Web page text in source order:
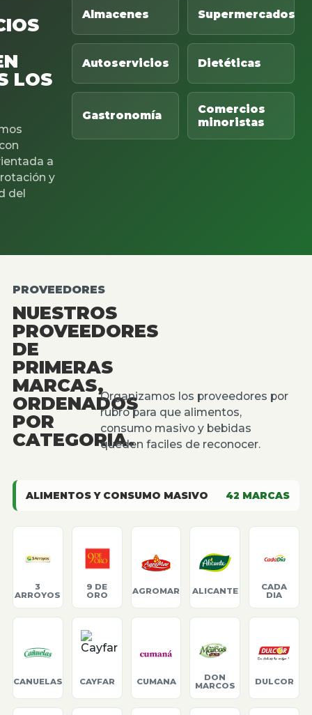
LOS
a
y
del
Almacenes Supermercados
Autoservicios Dietéticas
Gastronomía
Comercios
minoristas
PROVEEDORES
NUESTROS
PROVEEDORES
DE
PRIMERAS
MARCAS,
ORDENADOS
POR
CATEGORIA.
Organizamos los proveedores por
rubro para que alimentos,
consumo masivo y bebidas
queden faciles de reconocer.
ALIMENTOS Y CONSUMO MASIVO 42 MARCAS
3
ARROYOS
9 DE
ORO
AGROMAR ALICANTE
CADA
DIA
CANUELAS CAYFAR CUMANA
DON
MARCOS
DULCOR